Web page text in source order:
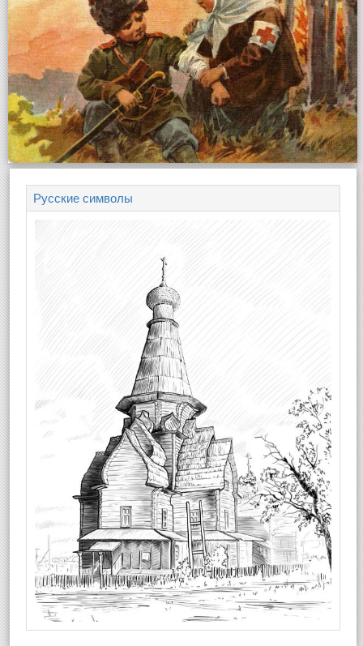
Русские символы